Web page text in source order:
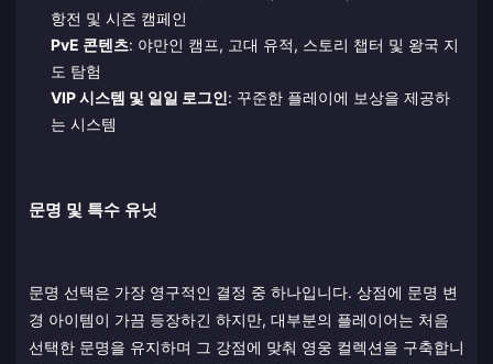
항전 및 시즌 캠페인
PvE 콘텐츠: 야만인 캠프, 고대 유적, 스토리 챕터 및 왕국 지
도 탐험
VIP 시스템 및 일일 로그인: 꾸준한 플레이에 보상을 제공하
는 시스템
문명 및 특수 유닛
문명 선택은 가장 영구적인 결정 중 하나입니다. 상점에 문명 변
경 아이템이 가끔 등장하긴 하지만, 대부분의 플레이어는 처음
선택한 문명을 유지하며 그 강점에 맞춰 영웅 컬렉션을 구축합니